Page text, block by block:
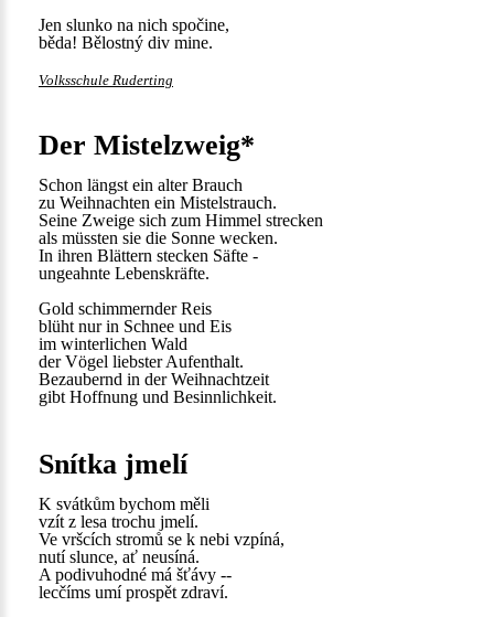
Jen slunko na nich spočine,
běda! Bělostný div mine.
Volksschule Ruderting
Der Mistelzweig*
Schon längst ein alter Brauch
zu Weihnachten ein Mistelstrauch.
Seine Zweige sich zum Himmel strecken
als müssten sie die Sonne wecken.
In ihren Blättern stecken Säfte -
ungeahnte Lebenskräfte.
Gold schimmernder Reis
blüht nur in Schnee und Eis
im winterlichen Wald
der Vögel liebster Aufenthalt.
Bezaubernd in der Weihnachtzeit
gibt Hoffnung und Besinnlichkeit.
Snítka jmelí
K svátkům bychom měli
vzít z lesa trochu jmelí.
Ve vršcích stromů se k nebi vzpíná,
nutí slunce, ať neusíná.
A podivuhodné má šťávy --
lecčíms umí prospět zdraví.